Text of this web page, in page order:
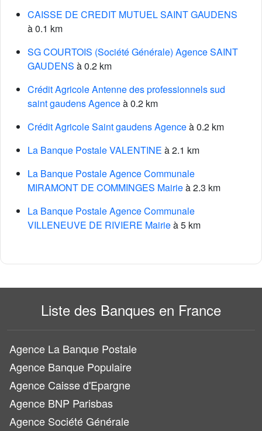
CAISSE DE CREDIT MUTUEL SAINT GAUDENS
à 0.1 km
SG COURTOIS (Société Générale) Agence SAINT
GAUDENS à 0.2 km
Crédit Agricole Antenne des professionnels sud
saint gaudens Agenceà 0.2 km
Crédit Agricole Saint gaudens Agenceà 0.2 km
La Banque Postale VALENTINE à 2.1 km
La Banque Postale Agence Communale
MIRAMONT DE COMMINGES Mairieà 2.3 km
La Banque Postale Agence Communale
VILLENEUVE DE RIVIERE Mairieà 5 km
Liste des Banques en France
Agence La Banque Postale
Agence Banque Populaire
Agence Caisse d'Epargne
Agence BNP Parisbas
Agence Société Générale